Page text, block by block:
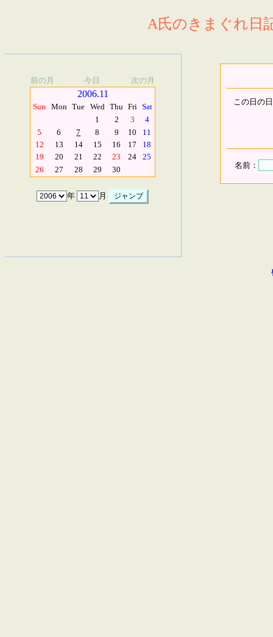
A氏のきまぐれ日
前の月 今日 次の月
2006.11
Sun Mon Tue Wed Thu Fri Sat
1
2 3
4
5
6 7 8 9 10
11
12
13 14 15 16 17
18
19
20 21 22 23 24
25
26
27 28 29 30
年 月
この日の
名前：